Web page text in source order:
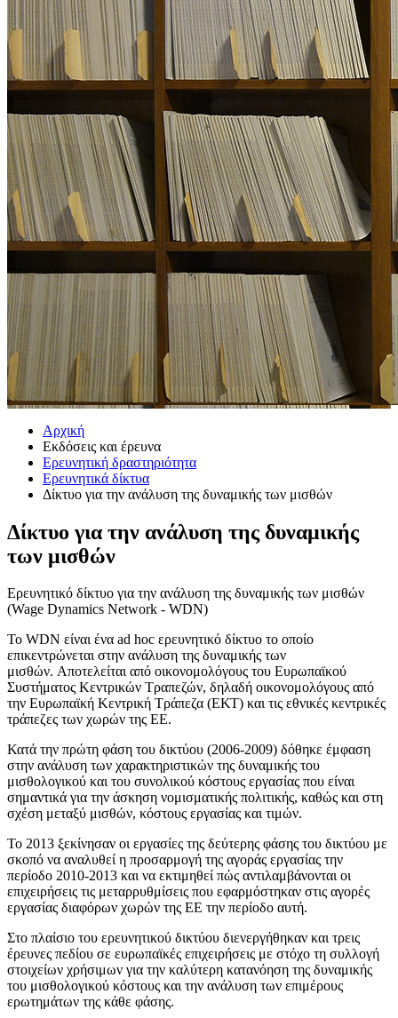
Αρχική
Εκδόσεις και έρευνα
Ερευνητική δραστηριότητα
Ερευνητικά δίκτυα
Δίκτυο για την ανάλυση της δυναμικής των μισθών
Δίκτυο για την ανάλυση της δυναμικής
των μισθών
Ερευνητικό δίκτυο για την ανάλυση της δυναμικής των μισθών
(Wage Dynamics Network - WDN)
Το WDN είναι ένα ad hoc ερευνητικό δίκτυο το οποίο
επικεντρώνεται στην ανάλυση της δυναμικής των
μισθών. Aποτελείται από οικονομολόγους του Ευρωπαϊκού
Συστήματος Κεντρικών Τραπεζών, δηλαδή οικονομολόγους από
την Ευρωπαϊκή Κεντρική Τράπεζα (ΕΚΤ) και τις εθνικές κεντρικές
τράπεζες των χωρών της ΕΕ.
Κατά την πρώτη φάση του δικτύου (2006-2009) δόθηκε έμφαση
στην ανάλυση των χαρακτηριστικών της δυναμικής του
μισθολογικού και του συνολικού κόστους εργασίας που είναι
σημαντικά για την άσκηση νομισματικής πολιτικής, καθώς και στη
σχέση μεταξύ μισθών, κόστους εργασίας και τιμών.
Το 2013 ξεκίνησαν οι εργασίες της δεύτερης φάσης του δικτύου με
σκοπό να αναλυθεί η προσαρμογή της αγοράς εργασίας την
περίοδο 2010-2013 και να εκτιμηθεί πώς αντιλαμβάνονται οι
επιχειρήσεις τις μεταρρυθμίσεις που εφαρμόστηκαν στις αγορές
εργασίας διαφόρων χωρών της ΕΕ την περίοδο αυτή.
Στο πλαίσιο του ερευνητικού δικτύου διενεργήθηκαν και τρεις
έρευνες πεδίου σε ευρωπαϊκές επιχειρήσεις με στόχο τη συλλογή
στοιχείων χρήσιμων για την καλύτερη κατανόηση της δυναμικής
του μισθολογικού κόστους και την ανάλυση των επιμέρους
ερωτημάτων της κάθε φάσης.